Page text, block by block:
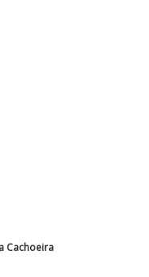
Cachoeira